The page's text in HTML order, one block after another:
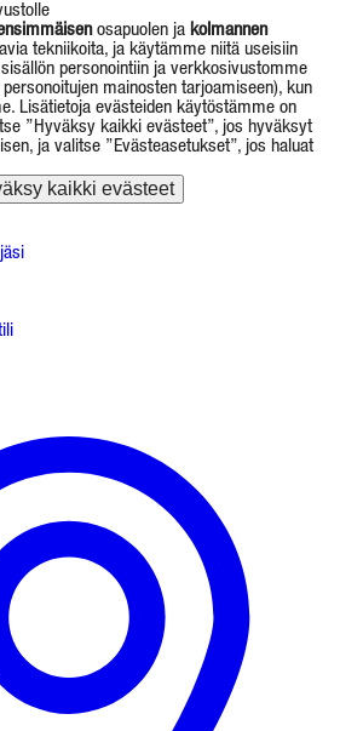
osapuolen ja kolmannen
tekniikoita, ja käytämme niitä useisiin
personointiin ja verkkosivustomme
mainosten tarjoamiseen), kun
Lisätietoja evästeiden käytöstämme on
”Hyväksy kaikki evästeet”, jos hyväksyt
ja valitse ”Evästeasetukset”, jos haluat
kaikki evästeet